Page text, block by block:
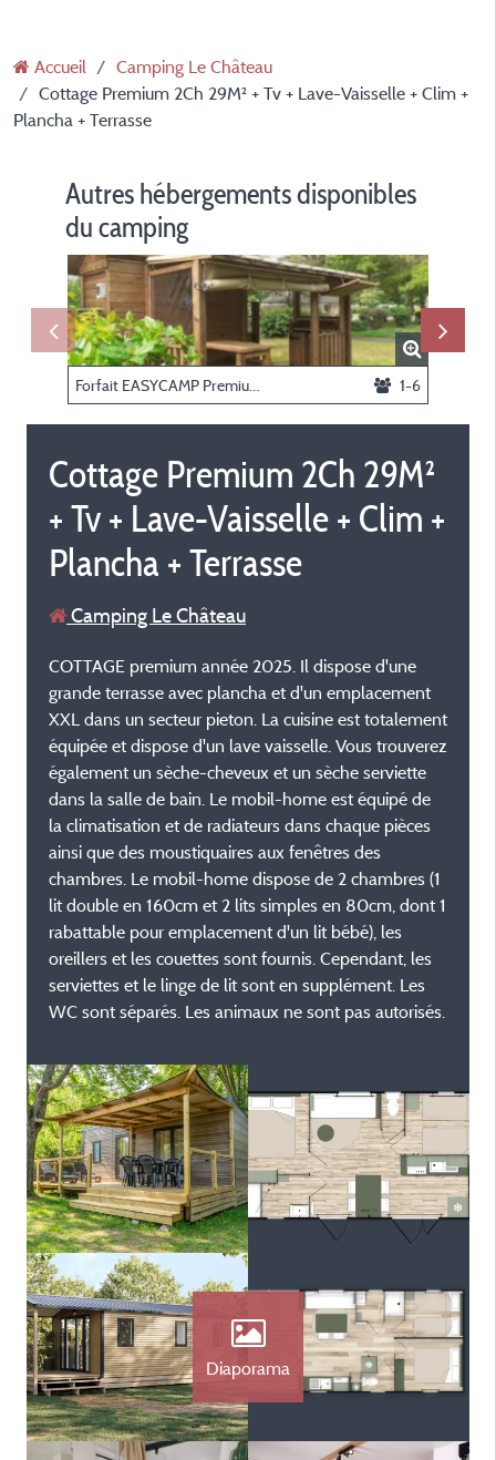
Accueil
Camping Le Château
Cottage Premium 2Ch 29M² + Tv + Lave-Vaisselle + Clim +
Plancha + Terrasse
Autres hébergements disponibles
du camping
1-6
Cottage Premium 2Ch 29M²
+ Tv + Lave-Vaisselle + Clim +
Plancha + Terrasse
Camping Le Château
COTTAGE premium année 2025. Il dispose d'une
grande terrasse avec plancha et d'un emplacement
XXL dans un secteur pieton. La cuisine est totalement
équipée et dispose d'un lave vaisselle. Vous trouverez
également un sèche-cheveux et un sèche serviette
dans la salle de bain. Le mobil-home est équipé de
la climatisation et de radiateurs dans chaque pièces
ainsi que des moustiquaires aux fenêtres des
chambres. Le mobil-home dispose de 2 chambres (1
lit double en 160cm et 2 lits simples en 80cm, dont 1
rabattable pour emplacement d'un lit bébé), les
oreillers et les couettes sont fournis. Cependant, les
serviettes et le linge de lit sont en supplément. Les
WC sont séparés. Les animaux ne sont pas autorisés.
Diaporama